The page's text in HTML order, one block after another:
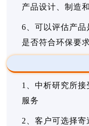
产品设计、制造
6、可以评估产品
是否符合环保要
1、中析研究所
服务
2、客户可选择